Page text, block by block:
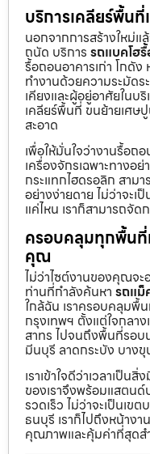
บริการเคลียร์พื้น
นอกจากการสร้างใหม่แ
ถนัด บริการ รถแบคโฮ
รื้อถอนอาคารเก่า โกดัง
ทำงานด้วยความระมัดร
เคียงและผู้อยู่อาศัยในบ
เคลียร์พื้นที่ ขนย้ายเศษ
สะอาด
เพื่อให้มั่นใจว่างานรื้อถ
เครื่องจักรเฉพาะทางอย่
กระแทกไฮดรอลิก สามา
อย่างง่ายดาย ไม่ว่าจะ
แค่ไหน เราก็สามารถจัด
ครอบคลุมทุกพื้นที่
คุณ
ไม่ว่าไซต์งานของคุณจะ
ท่านที่กำลังค้นหา รถแม็
ใกล้ฉัน เราครอบคลุมพื้
กรุงเทพฯ ตั้งแต่ใจกลา
สาทร ไปจนถึงพื้นที่รอ
มีนบุรี ลาดกระบัง บางขุ
เราเข้าใจดีว่าเวลาเป็น
ของเราจึงพร้อมแสตน
รวดเร็ว ไม่ว่าจะเป็นเข
ธนบุรี เราก็ไปถึงหน้าง
คุณภาพและคุ้มค่าที่สุด